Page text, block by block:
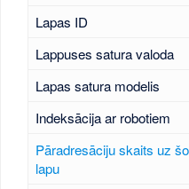
Lapas ID
Lappuses satura valoda
Lapas satura modelis
Indeksācija ar robotiem
Pāradresāciju skaits uz šo
lapu